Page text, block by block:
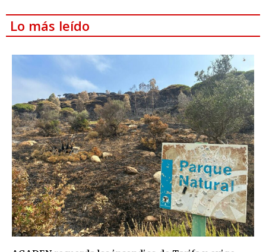
Lo más leído